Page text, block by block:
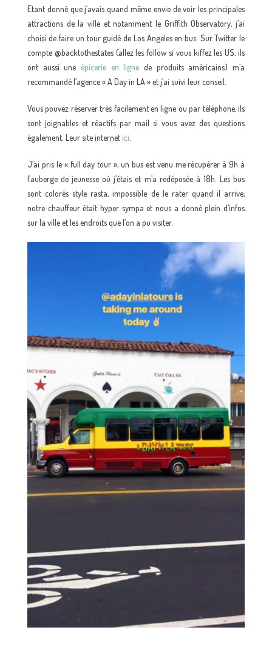
Etant donné que j’avais quand même envie de voir les principales
attractions de la ville et notamment le Griffith Observatory, j’ai
choisi de faire un tour guidé de Los Angeles en bus. Sur Twitter le
compte @backtothestates (allez les follow si vous kiffez les US, ils
ont aussi une épicerie en ligne de produits américains) m’a
recommandé l’agence « A Day in LA » et j’ai suivi leur conseil.
Vous pouvez réserver très facilement en ligne ou par téléphone, ils
sont joignables et réactifs par mail si vous avez des questions
également. Leur site internet ici
J’ai pris le « full day tour », un bus est venu me récupérer à 9h à
l’auberge de jeunesse où j’étais et m’a redéposée à 18h. Les bus
sont colorés style rasta, impossible de le rater quand il arrive,
notre chauffeur était hyper sympa et nous a donné plein d’infos
sur la ville et les endroits que l’on a pu visiter.